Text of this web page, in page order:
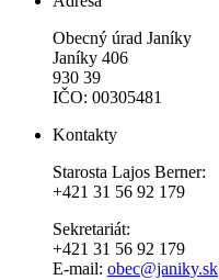
Obecný úrad Janíky
Janíky 406
930 39
IČO: 00305481
Kontakty
Starosta Lajos Berner:
+421 31 56 92 179
Sekretariát:
+421 31 56 92 179
E-mail: obec@janiky.sk